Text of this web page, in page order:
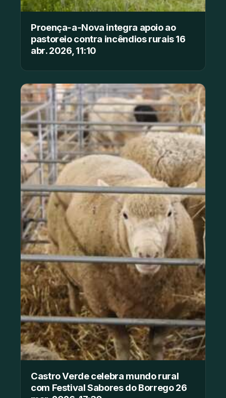
Proença‑a‑Nova integra apoio ao
pastoreio contra incêndios rurais 16
abr. 2026, 11:10
Castro Verde celebra mundo rural
com Festival Sabores do Borrego 26